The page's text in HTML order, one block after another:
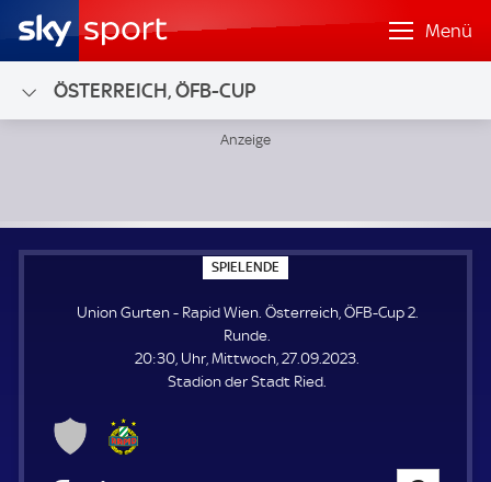
Menü
ÖSTERREICH, ÖFB-CUP
SPIELENDE
P
E
N
D
E
Union Gurten - Rapid Wien. Österreich, ÖFB-Cup 2.
Runde.
20:30, Uhr, Mittwoch, 27.09.2023.
Stadion der Stadt Ried.